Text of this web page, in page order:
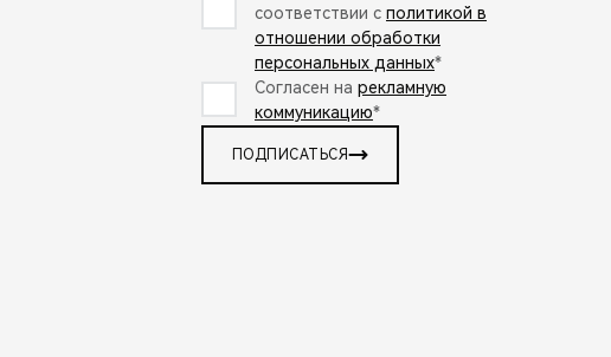
соответствии с политикой в
отношении обработки
персональных данных*
Согласен на рекламную
коммуникацию*
ПОДПИСАТЬСЯ